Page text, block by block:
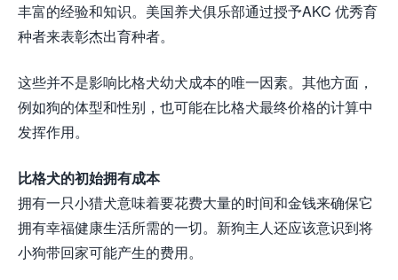
丰富的经验和知识。美国养犬俱乐部通过授予AKC 优秀育
种者来表彰杰出育种者。
这些并不是影响比格犬幼犬成本的唯一因素。其他方面，
例如狗的体型和性别，也可能在比格犬最终价格的计算中
发挥作用。
比格犬的初始拥有成本
拥有一只小猎犬意味着要花费大量的时间和金钱来确保它
拥有幸福健康生活所需的一切。新狗主人还应该意识到将
小狗带回家可能产生的费用。